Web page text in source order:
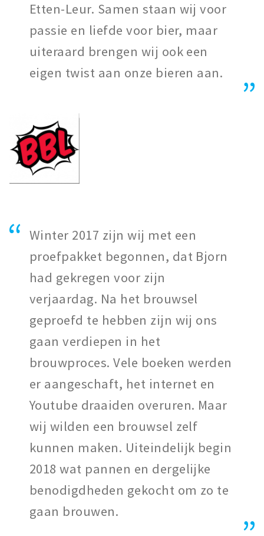
Etten-Leur. Samen staan wij voor
passie en liefde voor bier, maar
uiteraard brengen wij ook een
eigen twist aan onze bieren aan.
Winter 2017 zijn wij met een
proefpakket begonnen, dat Bjorn
had gekregen voor zijn
verjaardag. Na het brouwsel
geproefd te hebben zijn wij ons
gaan verdiepen in het
brouwproces. Vele boeken werden
er aangeschaft, het internet en
Youtube draaiden overuren. Maar
wij wilden een brouwsel zelf
kunnen maken. Uiteindelijk begin
2018 wat pannen en dergelijke
benodigdheden gekocht om zo te
gaan brouwen.